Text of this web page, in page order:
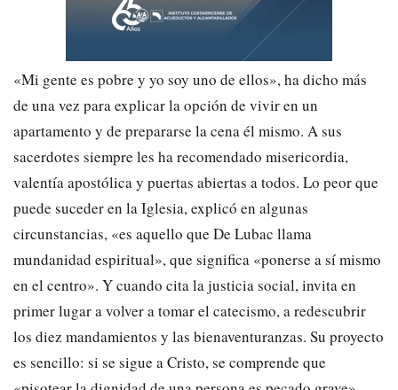
«Mi gente es pobre y yo soy uno de ellos», ha dicho más
de una vez para explicar la opción de vivir en un
apartamento y de prepararse la cena él mismo. A sus
sacerdotes siempre les ha recomendado misericordia,
valentía apostólica y puertas abiertas a todos. Lo peor que
puede suceder en la Iglesia, explicó en algunas
circunstancias, «es aquello que De Lubac llama
mundanidad espiritual», que significa «ponerse a sí mismo
en el centro». Y cuando cita la justicia social, invita en
primer lugar a volver a tomar el catecismo, a redescubrir
los diez mandamientos y las bienaventuranzas. Su proyecto
es sencillo: si se sigue a Cristo, se comprende que